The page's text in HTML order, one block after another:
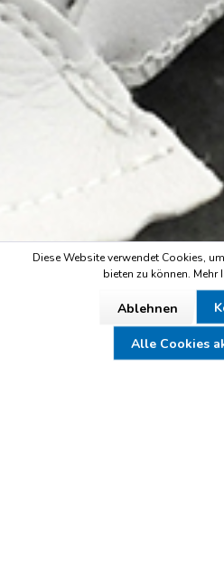
Diese Website verwendet Cookies,
bieten zu können. Mehr
Ablehnen
Alle Cookies